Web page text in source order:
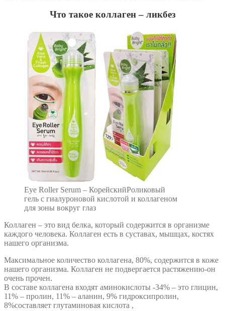
Что такое коллаген – ликбез
Eye Roller Serum – КорейскийРоликовый
гель с гиалуроновой кислотой и коллагеном
для зоны вокруг глаз
Коллаген – это вид белка, который содержится в организме
каждого человека. Коллаген есть в суставах, мышцах, костях
нашего организма.
Максимальное количество коллагена, 80%, содержится в коже
нашего организма. Коллаген не подвергается растяжению-он
очень прочен.
В составе коллагена входят аминокислоты -34% – это глицин,
11% – пролин, 11% – аланин, 9% гидроксипролин,
8%составляет глутаминовая кислота ,